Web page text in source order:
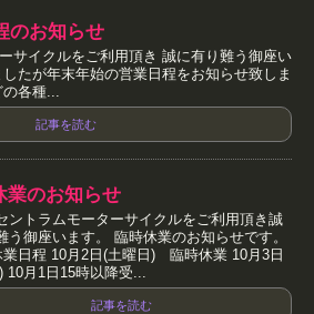
のお知らせ
サイクルをご利用頂き 誠に有り難う御座い
たが年末年始の営業日程をお知らせ致しま
各種...
記事を読む
業のお知らせ
ントラムモーターサイクルをご利用頂き誠
う御座います。 臨時休業のお知らせです。
日程 10月2日(土曜日) 臨時休業 10月3日
10月1日15時以降受...
記事を読む